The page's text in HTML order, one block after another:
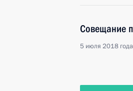
Совещание
5 июля 2018